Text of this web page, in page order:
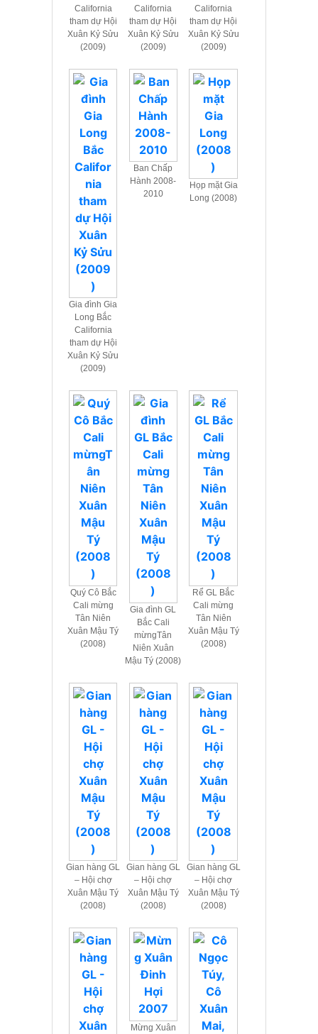
California
tham dự Hội
Xuân Kỷ Sửu
(2009)
California
tham dự Hội
Xuân Kỷ Sửu
(2009)
California
tham dự Hội
Xuân Kỷ Sửu
(2009)
Gia đình Gia
Long Bắc
California
tham dự Hội
Xuân Kỷ Sửu
(2009)
Ban Chấp
Hành 2008-
2010
Họp mặt Gia
Long (2008)
Quý Cô Bắc
Cali mừng
Tân Niên
Xuân Mậu Tý
(2008)
Gia đình GL
Bắc Cali
mừngTân
Niên Xuân
Mậu Tý (2008)
Rể GL Bắc
Cali mừng
Tân Niên
Xuân Mậu Tý
(2008)
Gian hàng GL
– Hội chợ
Xuân Mậu Tý
(2008)
Gian hàng GL
– Hội chợ
Xuân Mậu Tý
(2008)
Gian hàng GL
– Hội chợ
Xuân Mậu Tý
(2008)
Mừng Xuân